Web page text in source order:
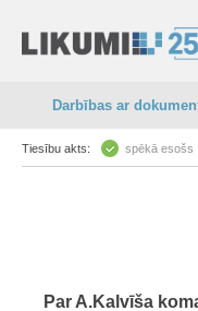
Darbības ar
Tiesību akts: spēkā esošs
Par A.Kalvīša